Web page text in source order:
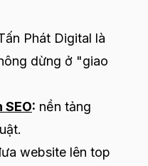
Phát Digital là
dừng ở "giao
: nền tảng
website lên top